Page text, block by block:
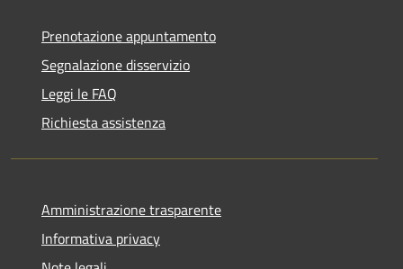
Prenotazione appuntamento
Segnalazione disservizio
Leggi le FAQ
Richiesta assistenza
Amministrazione trasparente
Informativa privacy